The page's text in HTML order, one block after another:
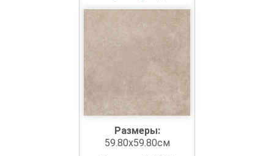
Размеры:
59.80x59.80см